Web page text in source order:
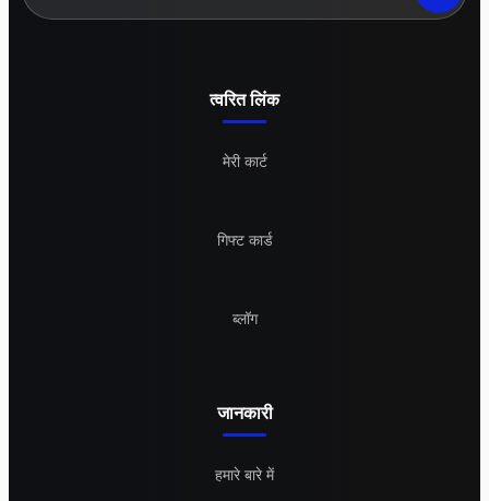
त्वरित लिंक
मेरी कार्ट
गिफ्ट कार्ड
ब्लॉग
जानकारी
हमारे बारे में